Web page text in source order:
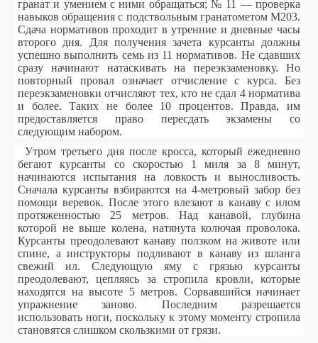
гранат и умением с ними обращаться; № 11 — проверка
навыков обращения с подствольным гранатометом М203.
Сдача нормативов проходит в утренние и дневные часы
второго дня. Для получения зачета курсанты должны
успешно выполнить семь из 11 нормативов. Не сдавших
сразу начинают натаскивать на переэкзаменовку. Но
повторный провал означает отчисление с курса. Без
переэкзаменовки отчисляют тех, кто не сдал 4 норматива
и более. Таких не более 10 процентов. Правда, им
предоставляется право пересдать экзамены со
следующим набором.
Утром третьего дня после кросса, который ежедневно
бегают курсанты со скоростью 1 миля за 8 минут,
начинаются испытания на ловкость и выносливость.
Сначала курсанты взбираются на 4-метровый забор без
помощи веревок. После этого влезают в канаву с илом
протяженностью 25 метров. Над канавой, глубина
которой не выше колена, натянута колючая проволока.
Курсанты преодолевают канаву ползком на животе или
спине, а инструкторы подливают в канаву из шланга
свежий ил. Следующую яму с грязью курсанты
преодолевают, цепляясь за стропила кровли, которые
находятся на высоте 5 метров. Сорвавшийся начинает
упражнение заново. Последним разрешается
использовать ноги, поскольку к этому моменту стропила
становятся слишком скользкими от грязи.